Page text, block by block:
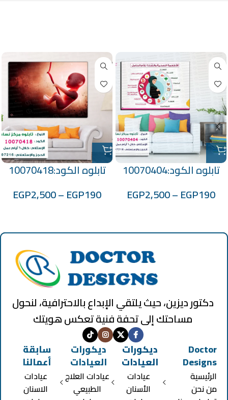
تابلوه الكود:10070404
EGP190
–
EGP2,500
تابلوه الكود:10070418
EGP190
–
EGP2,500
دكتور ديزين، حيث يلتقي الإبداع بالاحترافية، لنحول
مساحتك إلى تحفة فنية تعكس هويتك
Doctor
Designs
الرئيسية
من نحن
ديكورات
العيادات
عيادات
الأسنان
ديكورات
العيادات
عيادات العلاج
الطبيعي
سابقة
أعمالنا
عيادات
الاسنان